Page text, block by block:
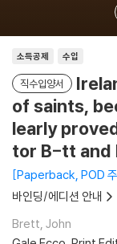
소득공제 수입
직수입양서
of saints,
learly
tor B-tt and
Paperback, POD
바인딩/에디션 안내
Brett, John